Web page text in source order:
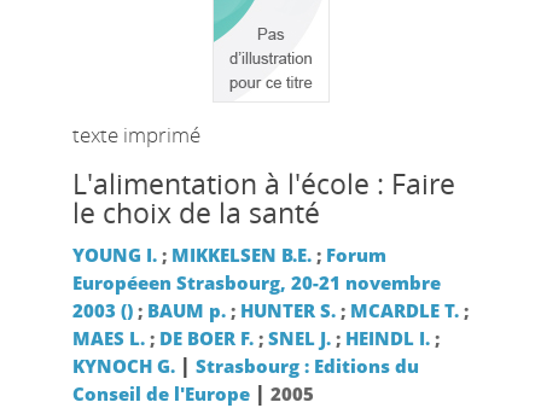
texte imprimé
L'alimentation à l'école : Faire
le choix de la santé
YOUNG I.; MIKKELSEN B.E.; Forum
Européeen Strasbourg, 20-21 novembre
2003 (); BAUM p.; HUNTER S.; MCARDLE T.;
MAES L.; DE BOER F.; SNEL J.; HEINDL I.;
KYNOCH G. | Strasbourg : Editions du
Conseil de l'Europe| 2005